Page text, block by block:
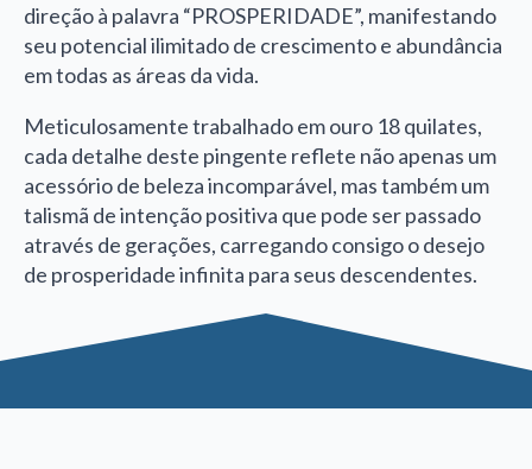
direção à palavra “PROSPERIDADE”, manifestando
seu potencial ilimitado de crescimento e abundância
em todas as áreas da vida.
Meticulosamente trabalhado em ouro 18 quilates,
cada detalhe deste pingente reflete não apenas um
acessório de beleza incomparável, mas também um
talismã de intenção positiva que pode ser passado
através de gerações, carregando consigo o desejo
de prosperidade infinita para seus descendentes.